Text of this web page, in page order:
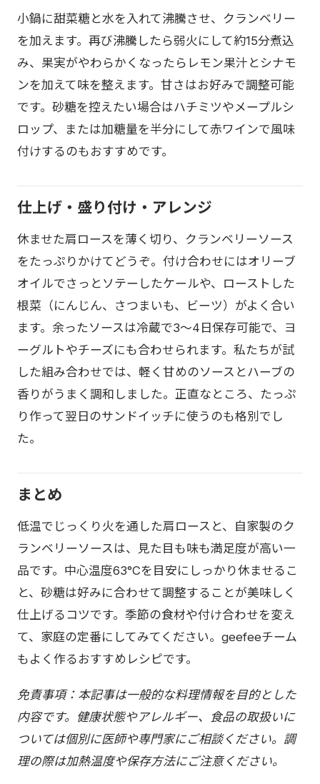
小鍋に甜菜糖と水を入れて沸騰させ、クランベリー
を加えます。再び沸騰したら弱火にして約15分煮込
み、果実がやわらかくなったらレモン果汁とシナモ
ンを加えて味を整えます。甘さはお好みで調整可能
です。砂糖を控えたい場合はハチミツやメープルシ
ロップ、または加糖量を半分にして赤ワインで風味
付けするのもおすすめです。
仕上げ・盛り付け・アレンジ
休ませた肩ロースを薄く切り、クランベリーソース
をたっぷりかけてどうぞ。付け合わせにはオリーブ
オイルでさっとソテーしたケールや、ローストした
根菜（にんじん、さつまいも、ビーツ）がよく合い
ます。余ったソースは冷蔵で3〜4日保存可能で、ヨ
ーグルトやチーズにも合わせられます。私たちが試
した組み合わせでは、軽く甘めのソースとハーブの
香りがうまく調和しました。正直なところ、たっぷ
り作って翌日のサンドイッチに使うのも格別でし
た。
まとめ
低温でじっくり火を通した肩ロースと、自家製のク
ランベリーソースは、見た目も味も満足度が高い一
品です。中心温度63°Cを目安にしっかり休ませるこ
と、砂糖は好みに合わせて調整することが美味しく
仕上げるコツです。季節の食材や付け合わせを変え
て、家庭の定番にしてみてください。geefeeチーム
もよく作るおすすめレシピです。
免責事項：本記事は一般的な料理情報を目的とした
内容です。健康状態やアレルギー、食品の取扱いに
ついては個別に医師や専門家にご相談ください。調
理の際は加熱温度や保存方法にご注意ください。